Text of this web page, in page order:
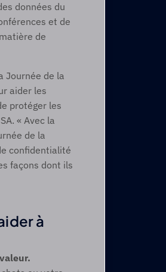
données du
et de
de
Journée de la
aider les
protéger les
« Avec la
de la
confidentialité
façons dont ils
à